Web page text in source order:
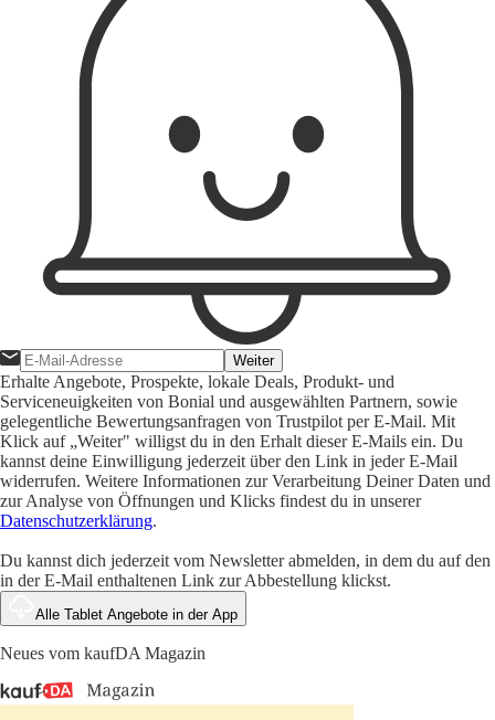
Weiter
Erhalte Angebote, Prospekte, lokale Deals, Produkt- und
Serviceneuigkeiten von Bonial und ausgewählten Partnern, sowie
gelegentliche Bewertungsanfragen von Trustpilot per E-Mail. Mit
Klick auf „Weiter" willigst du in den Erhalt dieser E-Mails ein. Du
kannst deine Einwilligung jederzeit über den Link in jeder E-Mail
widerrufen. Weitere Informationen zur Verarbeitung Deiner Daten und
zur Analyse von Öffnungen und Klicks findest du in unserer
Datenschutzerklärung.
Du kannst dich jederzeit vom Newsletter abmelden, in dem du auf den
in der E-Mail enthaltenen Link zur Abbestellung klickst.
Alle Tablet Angebote in der App
Neues vom kaufDA Magazin